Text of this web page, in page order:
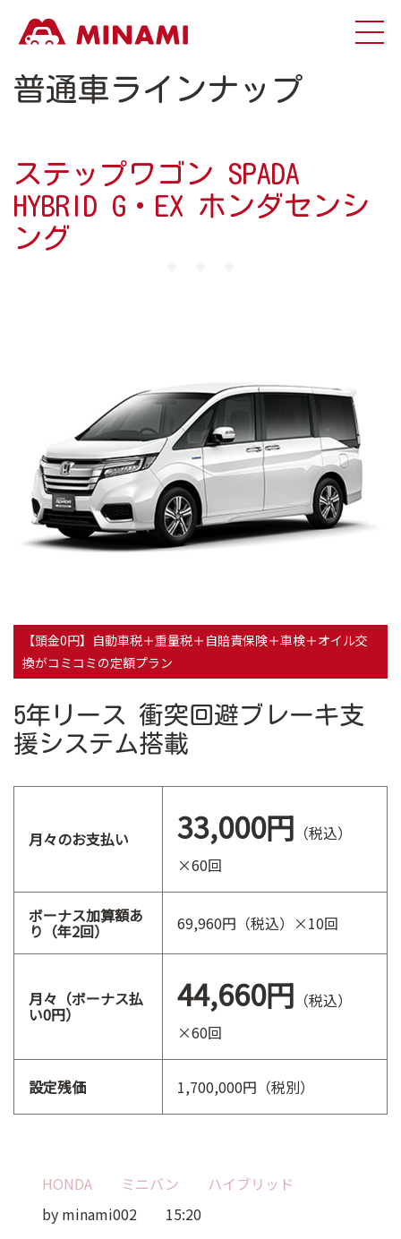
普通車ラインナップ
ステップワゴン SPADA
HYBRID G・EX ホンダセンシ
ング
5年リース 衝突回避ブレーキ支
援システム搭載
【頭金0円】自動車税＋重量税＋自賠責保険＋車検＋オイル交
換がコミコミの定額プラン
月々のお支払い 33,000円 （税込）
×60回
ボーナス加算額あ
り（年2回） 69,960円（税込）×10回
月々（ボーナス払
い0円） 44,660円 （税込）
×60回
設定残価 1,700,000円（税別）
HONDA ミニバン
ハイブリッド
by minami002 15:20